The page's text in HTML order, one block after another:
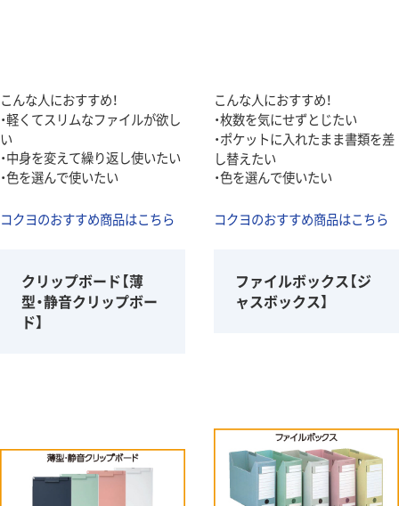
こんな人におすすめ！
・軽くてスリムなファイルが欲し
い
・中身を変えて繰り返し使いたい
・色を選んで使いたい
コクヨのおすすめ商品はこちら
こんな人におすすめ！
・枚数を気にせずとじたい
・ポケットに入れたまま書類を差
し替えたい
・色を選んで使いたい
コクヨのおすすめ商品はこちら
クリップボード【薄
型・静音クリップボー
ド】
ファイルボックス【ジ
ャスボックス】